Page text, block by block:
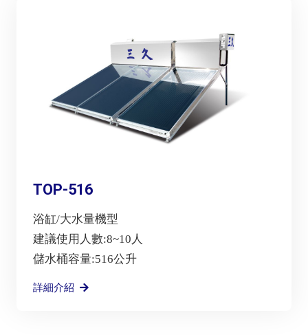
TOP-516
浴缸/大水量機型
建議使用人數:8~10人
儲水桶容量:516公升
詳細介紹